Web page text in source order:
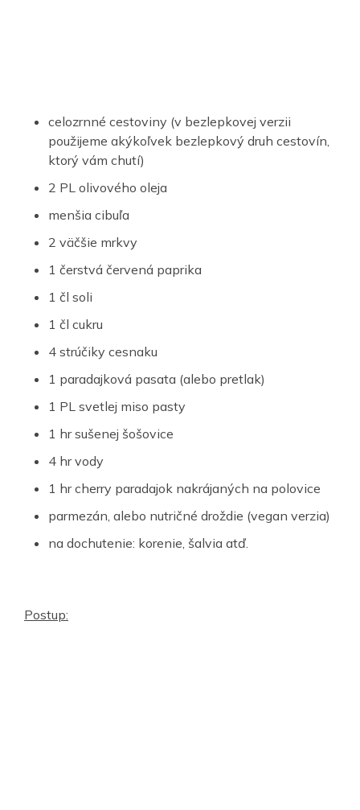
celozrnné cestoviny (v bezlepkovej verzii
použijeme akýkoľvek bezlepkový druh cestovín,
ktorý vám chutí)
2 PL olivového oleja
menšia cibuľa
2 väčšie mrkvy
1 čerstvá červená paprika
1 čl soli
1 čl cukru
4 strúčiky cesnaku
1 paradajková pasata (alebo pretlak)
1 PL svetlej miso pasty
1 hr sušenej šošovice
4 hr vody
1 hr cherry paradajok nakrájaných na polovice
parmezán, alebo nutričné droždie (vegan verzia)
na dochutenie: korenie, šalvia atď.
Postup: